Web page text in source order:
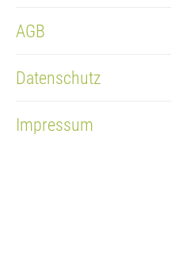
AGB
Datenschutz
Impressum